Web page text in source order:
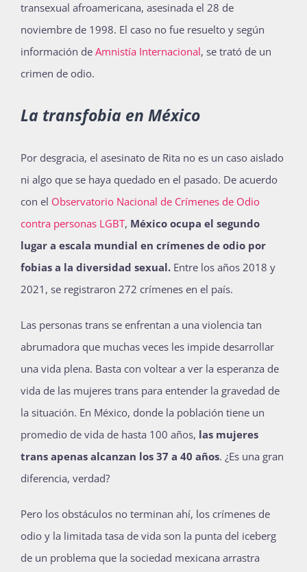
transexual afroamericana, asesinada el 28 de
noviembre de 1998. El caso no fue resuelto y según
información de Amnistía Internacional, se trató de un
crimen de odio.
La transfobia en México
Por desgracia, el asesinato de Rita no es un caso aislado
ni algo que se haya quedado en el pasado. De acuerdo
con el Observatorio Nacional de Crímenes de Odio
contra personas LGBT, México ocupa el segundo
lugar a escala mundial en crímenes de odio por
fobias a la diversidad sexual. Entre los años 2018 y
2021 , se registraron 272 crímenes en el país.
Las personas trans se enfrentan a una violencia tan
abrumadora que muchas veces les impide desarrollar
una vida plena. Basta con voltear a ver la esperanza de
vida de las mujeres trans para entender la gravedad de
la situación. En México, donde la población tiene un
promedio de vida de hasta 100 años, las mujeres
trans apenas alcanzan los 37 a 40 años. ¿Es una gran
diferencia, verdad?
Pero los obstáculos no terminan ahí, los crímenes de
odio y la limitada tasa de vida son la punta del iceberg
de un problema que la sociedad mexicana arrastra